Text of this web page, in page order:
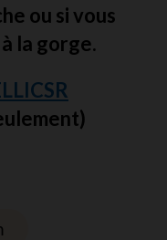
ou si vous
la gorge.